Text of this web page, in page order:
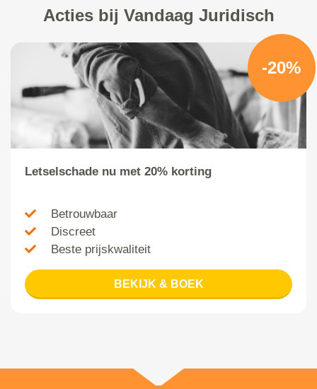
Acties bij Vandaag Juridisch
-20%
Letselschade nu met 20% korting
Betrouwbaar
Discreet
Beste prijskwaliteit
BEKIJK & BOEK